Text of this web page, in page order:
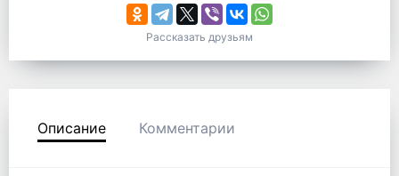
Рассказать друзьям
Описание Комментарии